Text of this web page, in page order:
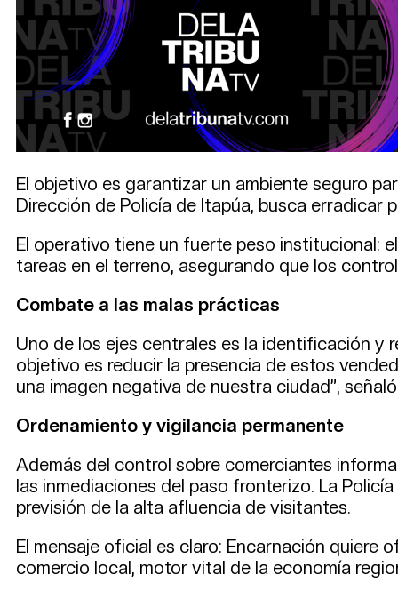
El objetivo es garantizar un ambiente seguro
Dirección de Policía de Itapúa, busca erradicar
El operativo tiene un fuerte peso institucional:
tareas en el terreno, asegurando que los
Combate a las malas prácticas
Uno de los ejes centrales es la identificación y
objetivo es reducir la presencia de estos
una imagen negativa de nuestra ciudad”,
Ordenamiento y vigilancia permanente
Además del control sobre comerciantes
las inmediaciones del paso fronterizo. La
previsión de la alta afluencia de visitantes.
El mensaje oficial es claro: Encarnación
comercio local, motor vital de la economía